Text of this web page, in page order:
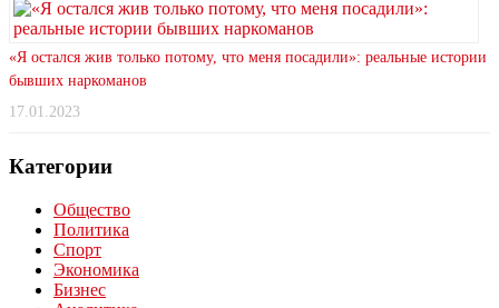
«Я остался жив только потому, что меня посадили»: реальные истории
бывших наркоманов
17.01.2023
Категории
Общество
Политика
Спорт
Экономика
Бизнес